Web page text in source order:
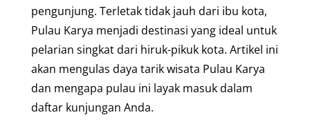
pengunjung. Terletak tidak jauh dari ibu kota,
Pulau Karya menjadi destinasi yang ideal untuk
pelarian singkat dari hiruk-pikuk kota. Artikel ini
akan mengulas daya tarik wisata Pulau Karya
dan mengapa pulau ini layak masuk dalam
daftar kunjungan Anda.